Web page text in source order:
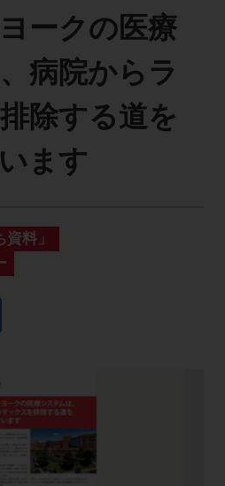
らせ
合わせ
メルマガ登録
ークの医療
病院からラ
除する道を
ます
料」